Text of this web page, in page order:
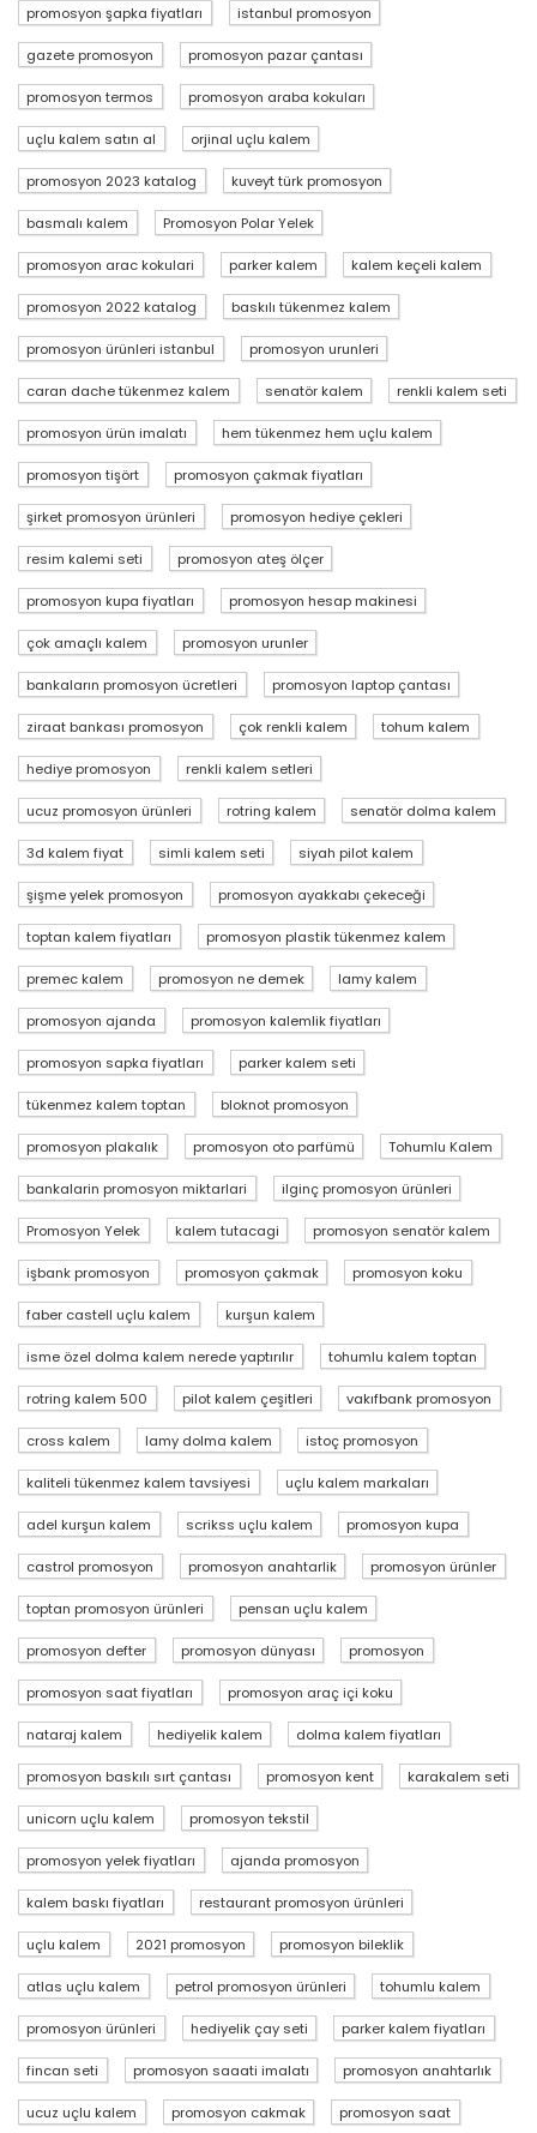
promosyon şapka fiyatları istanbul promosyon
gazete promosyon promosyon pazar çantası
promosyon termos promosyon araba kokuları
uçlu kalem satın al orjinal uçlu kalem
promosyon 2023 katalog kuveyt türk promosyon
basmalı kalem Promosyon Polar Yelek
promosyon arac kokulari parker kalem kalem keçeli kalem
promosyon 2022 katalog baskılı tükenmez kalem
promosyon ürünleri istanbul promosyon urunleri
caran dache tükenmez kalem senatör kalem renkli kalem seti
promosyon ürün imalatı hem tükenmez hem uçlu kalem
promosyon tişört promosyon çakmak fiyatları
şirket promosyon ürünleri promosyon hediye çekleri
resim kalemi seti promosyon ateş ölçer
promosyon kupa fiyatları promosyon hesap makinesi
çok amaçlı kalem promosyon urunler
bankaların promosyon ücretleri promosyon laptop çantası
ziraat bankası promosyon çok renkli kalem tohum kalem
hediye promosyon renkli kalem setleri
ucuz promosyon ürünleri rotring kalem senatör dolma kalem
3d kalem fiyat simli kalem seti siyah pilot kalem
şişme yelek promosyon promosyon ayakkabı çekeceği
toptan kalem fiyatları promosyon plastik tükenmez kalem
premec kalem promosyon ne demek lamy kalem
promosyon ajanda promosyon kalemlik fiyatları
promosyon sapka fiyatları parker kalem seti
tükenmez kalem toptan bloknot promosyon
promosyon plakalık promosyon oto parfümü Tohumlu Kalem
bankalarin promosyon miktarlari ilginç promosyon ürünleri
Promosyon Yelek kalem tutacagi promosyon senatör kalem
işbank promosyon promosyon çakmak promosyon koku
faber castell uçlu kalem kurşun kalem
isme özel dolma kalem nerede yaptırılır tohumlu kalem toptan
rotring kalem 500 pilot kalem çeşitleri vakıfbank promosyon
cross kalem lamy dolma kalem istoç promosyon
kaliteli tükenmez kalem tavsiyesi uçlu kalem markaları
adel kurşun kalem scrikss uçlu kalem promosyon kupa
castrol promosyon promosyon anahtarlik promosyon ürünler
toptan promosyon ürünleri pensan uçlu kalem
promosyon defter promosyon dünyası promosyon
promosyon saat fiyatları promosyon araç içi koku
nataraj kalem hediyelik kalem dolma kalem fiyatları
promosyon baskılı sırt çantası promosyon kent karakalem seti
unicorn uçlu kalem promosyon tekstil
promosyon yelek fiyatları ajanda promosyon
kalem baskı fiyatları restaurant promosyon ürünleri
uçlu kalem 2021 promosyon promosyon bileklik
atlas uçlu kalem petrol promosyon ürünleri tohumlu kalem
promosyon ürünleri hediyelik çay seti parker kalem fiyatları
fincan seti promosyon saaati imalatı promosyon anahtarlık
ucuz uçlu kalem promosyon cakmak promosyon saat